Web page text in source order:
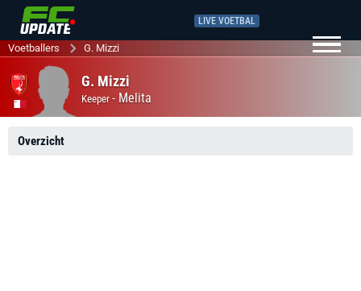
LIVE VOETBAL
Voetballers G. Mizzi
G. Mizzi
Keeper - Melita
Overzicht